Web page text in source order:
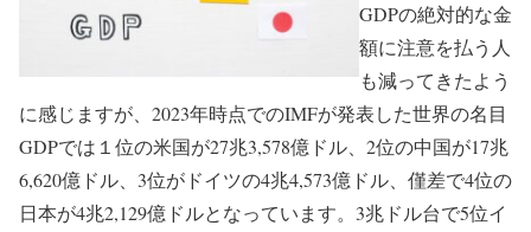
GDPの絶対的な金
額に注意を払う人
も減ってきたよう
に感じますが、2023年時点でのIMFが発表した世界の名目
GDPでは１位の米国が27兆3,578億ドル、2位の中国が17兆
6,620億ドル、3位がドイツの4兆4,573億ドル、僅差で4位の
日本が4兆2,129億ドルとなっています。3兆ドル台で5位イ